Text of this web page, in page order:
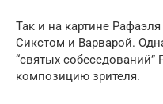
Так и на картине
Сикстом и Варварой.
“святых
композицию зрителя.